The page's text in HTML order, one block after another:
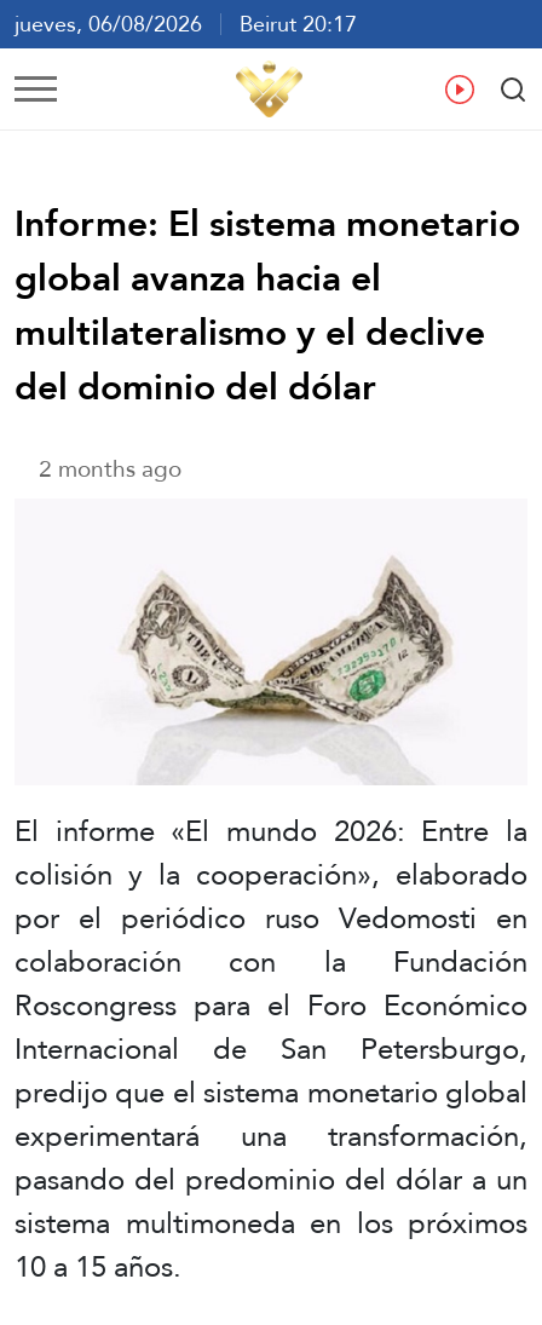
jueves, 06/08/2026
Beirut 20:17
ع En
Informe: El sistema monetario
global avanza hacia el
multilateralismo y el declive
del dominio del dólar
2 months ago
El informe «El mundo 2026: Entre la
colisión y la cooperación», elaborado
por el periódico ruso Vedomosti en
colaboración con la Fundación
Roscongress para el Foro Económico
Internacional de San Petersburgo,
predijo que el sistema monetario global
experimentará una transformación,
pasando del predominio del dólar a un
sistema multimoneda en los próximos
10 a 15 años.